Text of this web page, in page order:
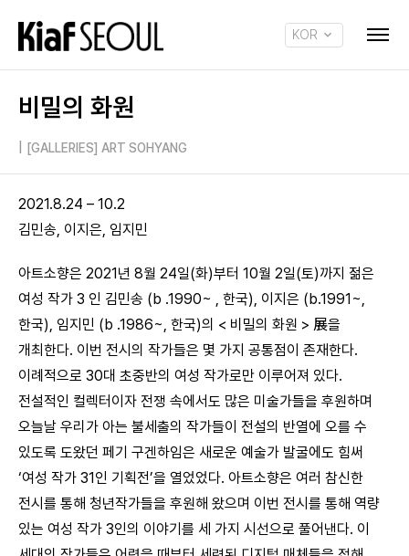
KOR
비밀의 화원
[GALLERIES] ART SOHYANG
2021.8.24 – 10.2
김민송, 이지은, 임지민
아트소향은 2021년 8월 24일(화)부터 10월 2일(토)까지 젊은
여성 작가 3 인 김민송 (b .1990~ , 한국), 이지은 (b.1991~,
한국), 임지민 (b .1986~, 한국)의 < 비밀의 화원 > 展을
개최한다. 이번 전시의 작가들은 몇 가지 공통점이 존재한다.
이례적으로 30대 초중반의 여성 작가로만 이루어져 있다.
전설적인 컬렉터이자 전쟁 속에서도 많은 미술가들을 후원하며
오늘날 우리가 아는 불세출의 작가들이 전설의 반열에 오를 수
있도록 도왔던 페기 구겐하임은 새로운 예술가 발굴에도 힘써
‘여성 작가 31인 기획전’을 열었었다. 아트소향은 여러 참신한
전시를 통해 청년작가들을 후원해 왔으며 이번 전시를 통해 역량
있는 여성 작가 3인의 이야기를 세 가지 시선으로 풀어낸다. 이